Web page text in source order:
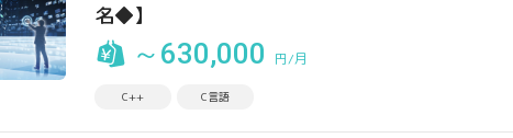
名◆】
～630,000 円/月
C++ C言語